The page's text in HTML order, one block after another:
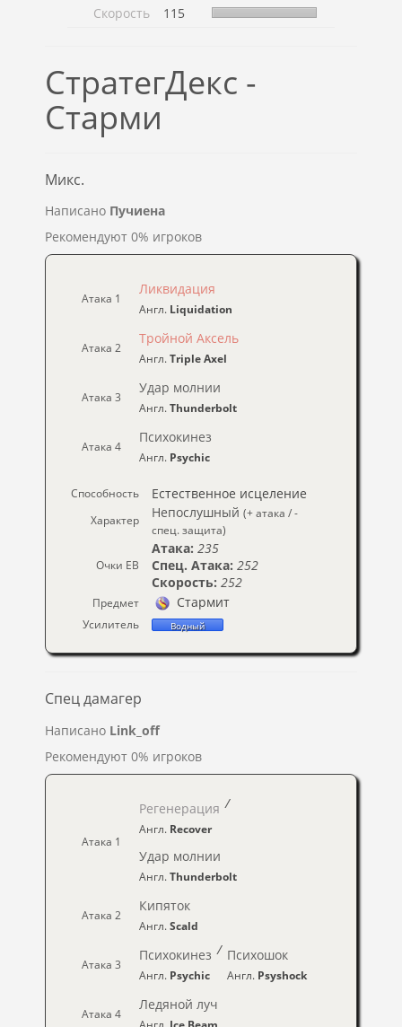
Скорость
115
СтратегДекс -
Старми
Микс.
Написано Пучиена
Рекомендуют 0% игроков
Атака 1
Ликвидация
Англ. Liquidation
Атака 2
Тройной Аксель
Англ.Triple Axel
Атака 3
Удар молнии
Англ.Thunderbolt
Атака 4
Психокинез
Англ. Psychic
Способность Естественное исцеление
Характер Непослушный (+ атака / -
спец. защита)
Очки ЕВ
Атака: 235
Спец. Атака: 252
Скорость: 252
Предмет Стармит
Усилитель Водный
Спец дамагер
Написано Link_off
Рекомендуют 0% игроков
Атака 1
Регенерация
Англ. Recover
/
Удар молнии
Англ.Thunderbolt
Атака 2
Кипяток
Англ.Scald
Атака 3
Психокинез
Англ. Psychic
/ Психошок
Англ. Psyshock
Атака 4
Ледяной луч